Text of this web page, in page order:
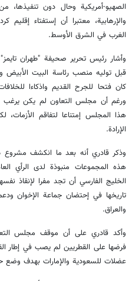
الصهيو-أمريكية وحال دون تنفيذها،
والإرهابية، معتبرا أن إستفتاء
الغرب في الشرق الأوسط.
وأشار رئيس تحرير صحيفة "طهران
قبل توليه منصب رئاسة البيت الأبيض
كان فتحا للجرح القديم واذكاءا
ورغم أن مجلس التعاون لم يكن يرغب
هذا المجلس إمتناعا لتفاقم
الإرادة.
وذكر قادري أنه بعد ما انكشف مشروع
هذه المجموعات منبوذة لدى الرأي
الخليج الفارسي أن تجد مفرا لإنقاذ
تاريخها في إحتضان جماعة الإخوان
والعراق.
وأكد قادري على أن موقف مجلس
فرضها على القطريين لم يصب في إطار
عضلات للسعودية والإمارات بهدف وضع